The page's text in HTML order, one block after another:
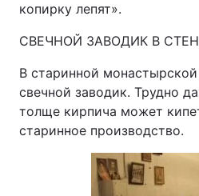
копирку лепят».
СВЕЧНОЙ ЗАВОДИК В
В старинной монастырской
свечной заводик. Трудно
толще кирпича может
старинное производство.